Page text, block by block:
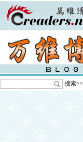
搜索>>